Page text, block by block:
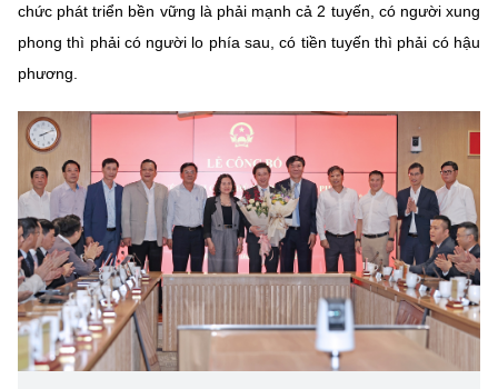
chức phát triển bền vững là phải mạnh cả 2 tuyến, có người xung
phong thì phải có người lo phía sau, có tiền tuyến thì phải có hậu
phương.